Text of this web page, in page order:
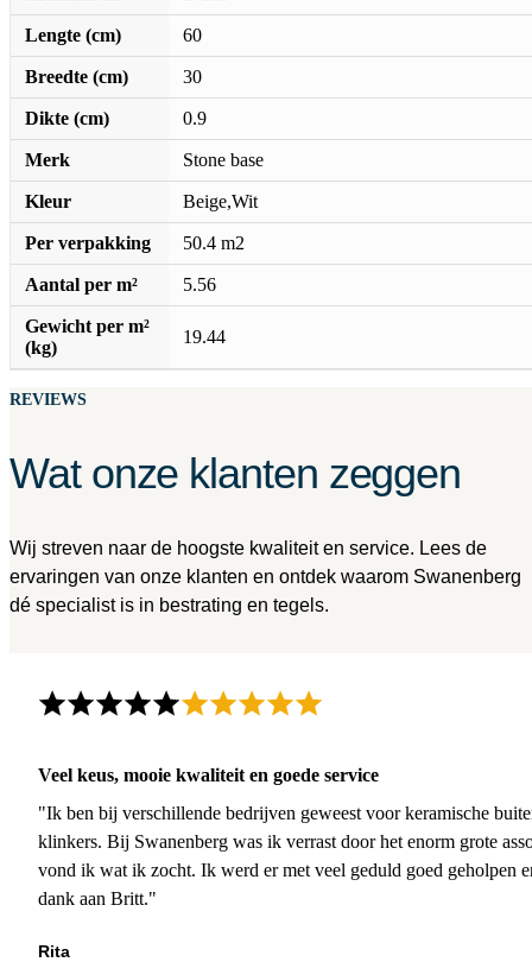
Lengte (cm) 60
Breedte (cm) 30
Dikte (cm) 0.9
Merk Stone base
Kleur Beige,Wit
Per verpakking 50.4 m2
Aantal per m² 5.56
Gewicht per m²
(kg)
19.44
REVIEWS
Wat onze klanten zeggen
Wij streven naar de hoogste kwaliteit en service. Lees de
ervaringen van onze klanten en ontdek waarom Swanenberg
dé specialist is in bestrating en tegels.
Veel keus, mooie kwaliteit en goede service
"Ik ben bij verschillende bedrijven geweest voor keramische
klinkers. Bij Swanenberg was ik verrast door het enorm grote
vond ik wat ik zocht. Ik werd er met veel geduld goed geholpen
dank aan Britt."
Rita